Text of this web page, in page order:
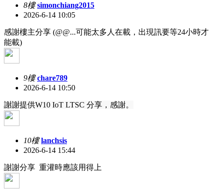
8樓 simonchiang2015
2026-6-14 10:05
感謝樓主分享 (@@...可能太多人在載，出現訊要等24小時才
能載)
9樓 chare789
2026-6-14 10:50
謝謝提供W10 IoT LTSC 分享，感謝。
10樓 lanchsis
2026-6-14 15:44
謝謝分享 重灌時應該用得上